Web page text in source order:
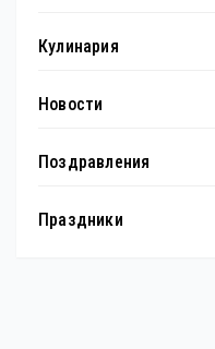
Кулинария
Новости
Поздравления
Праздники